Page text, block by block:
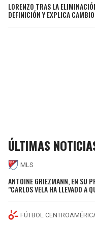
LORENZO TRAS LA
DEFINICIÓN Y EXPLICA
ÚLTIMAS
MLS
ANTOINE GRIEZMANN, EN SU
"CARLOS VELA HA LLEVADO A
FÚTBOL